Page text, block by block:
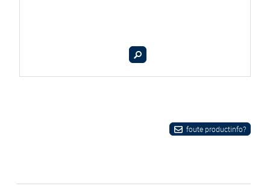
foute productinfo?